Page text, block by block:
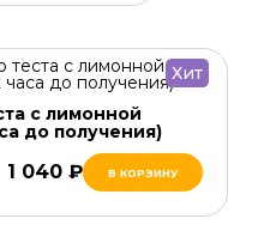
Хит
с лимонной
до получения)
1 040 ₽ В КОРЗИНУ